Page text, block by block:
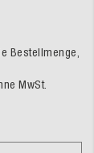
Bestellmenge,
MwSt.